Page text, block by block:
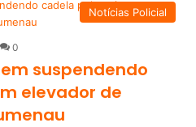
te
Notícias Policial
0
suspendendo
elevador de